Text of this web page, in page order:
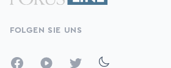
FOLGEN SIE UNS
FacebookYouTubeTwitter